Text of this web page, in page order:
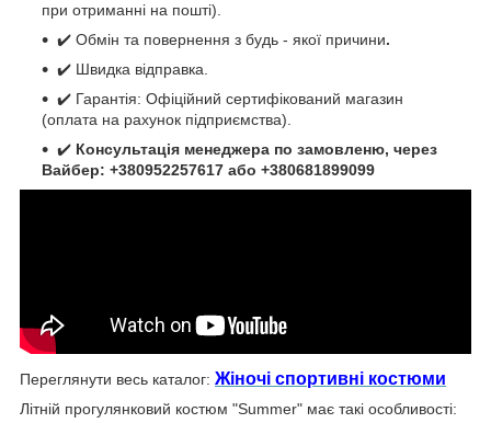
при отриманні на пошті).
✔️ Обмін та повернення з будь - якої причини.
✔️ Швидка відправка.
✔️ Гарантія: Офіційний сертифікований магазин
(оплата на рахунок підприємства).
✔️ Консультація менеджера по замовленю, через
Вайбер: +380952257617 або +380681899099
Переглянути весь каталог: Жіночі спортивні костюми
Літній прогулянковий костюм "Summer" має такі особливості: